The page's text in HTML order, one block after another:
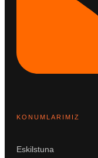
KONUMLARIMIZ
Eskilstuna